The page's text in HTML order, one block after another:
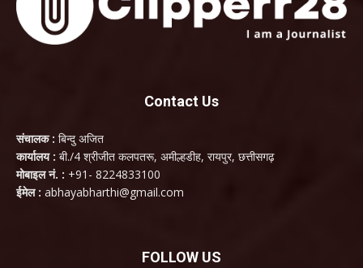
Contact Us
संचालक : बिन्दु अजित
कार्यालय : बी./4 श्रीजीत कलपतरू, अमील्हडीह, रायपुर, छत्तीसगढ़
मोबाइल नं. : +91- 8224833100
ईमेल : abhayabharthi@gmail.com
FOLLOW US